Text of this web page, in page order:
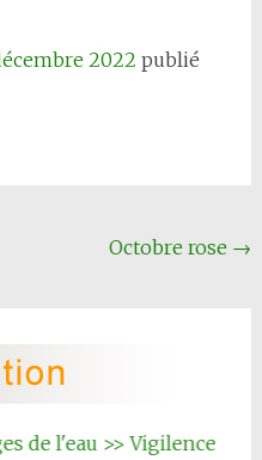
2022 publié
Octobre rose →
l'eau >> Vigilence